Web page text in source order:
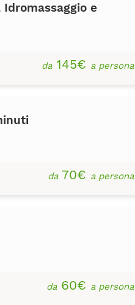
e
da145€ a persona
da70€ a persona
da60€ a persona